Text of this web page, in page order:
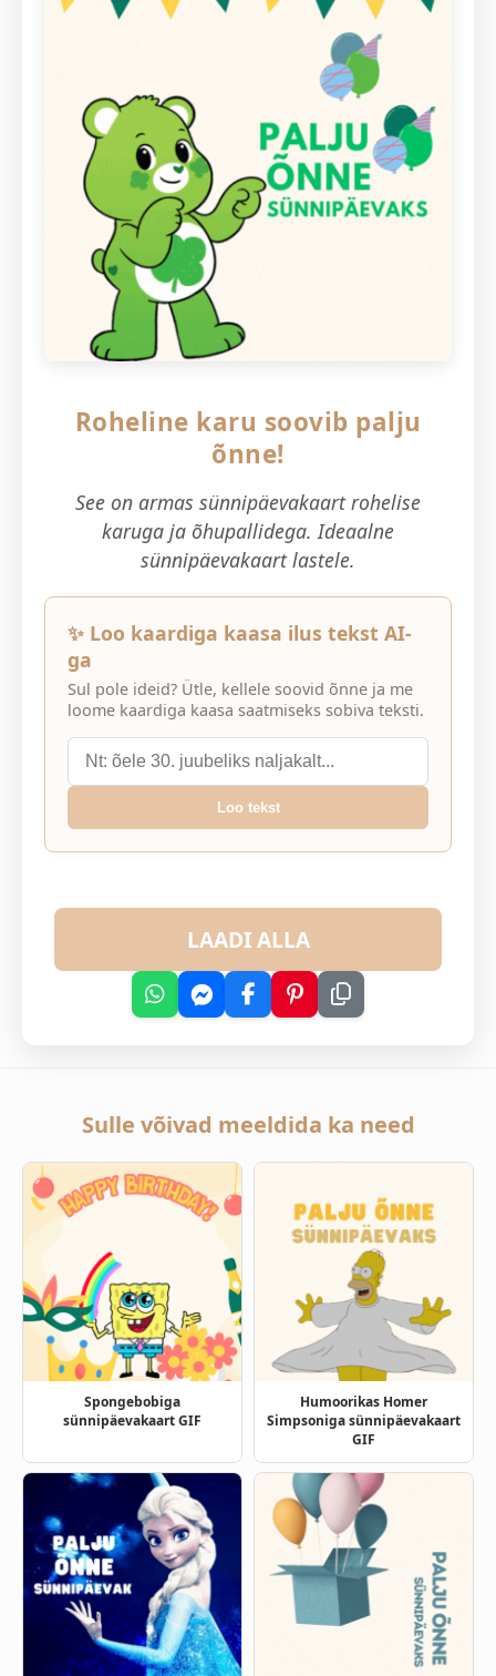
Roheline karu soovib palju
õnne!
See on armas sünnipäevakaart rohelise
karuga ja õhupallidega. Ideaalne
sünnipäevakaart lastele.
✨ Loo kaardiga kaasa ilus tekst AI-
ga
Sul pole ideid? Ütle, kellele soovid õnne ja me
loome kaardiga kaasa saatmiseks sobiva teksti.
Loo tekst
LAADI ALLA
Sulle võivad meeldida ka need
Spongebobiga
sünnipäevakaart GIF
Humoorikas Homer
Simpsoniga sünnipäevakaart
GIF